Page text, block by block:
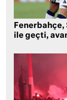
Fenerbahçe,
ile geçti,